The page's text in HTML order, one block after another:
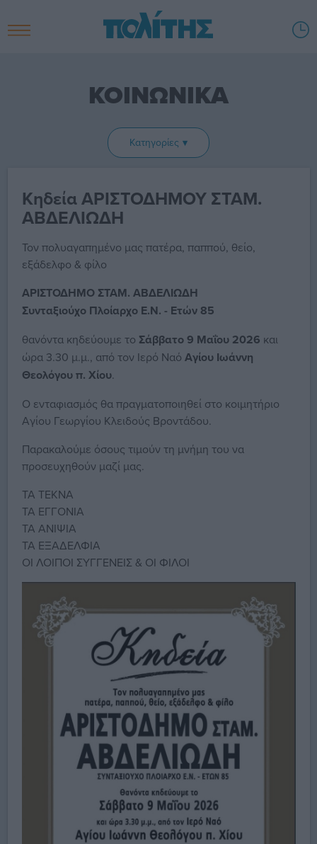
ΚΟΙΝΩΝΙΚΑ
Κατηγορίες
Κηδεία ΑΡΙΣΤΟΔΗΜΟΥ ΣΤΑΜ.
ΑΒΔΕΛΙΩΔΗ
Τον πολυαγαπημένο μας πατέρα, παππού, θείο,
εξάδελφο & φίλο
ΑΡΙΣΤΟΔΗΜΟ ΣΤΑΜ. ΑΒΔΕΛΙΩΔΗ
Συνταξιούχο Πλοίαρχο Ε.Ν. - Ετών 85
θανόντα κηδεύουμε το Σάββατο 9 Μαΐου 2026 και
ώρα 3.30 μ.μ., από τον Ιερό Ναό Αγίου Ιωάννη
Θεολόγου π. Χίου.
Ο ενταφιασμός θα πραγματοποιηθεί στο κοιμητήριο
Αγίου Γεωργίου Κλειδούς Βροντάδου.
Παρακαλούμε όσους τιμούν τη μνήμη του να
προσευχηθούν μαζί μας.
ΤΑ ΤΕΚΝΑ
ΤΑ ΕΓΓΟΝΙΑ
ΤΑ ΑΝΙΨΙΑ
ΤΑ ΕΞΑΔΕΛΦΙΑ
ΟΙ ΛΟΙΠΟΙ ΣΥΓΓΕΝΕΙΣ & ΟΙ ΦΙΛΟΙ